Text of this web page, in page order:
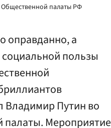
палаты РФ
оправданно, а
пользы
Владимир Путин во
палаты. Мероприятие